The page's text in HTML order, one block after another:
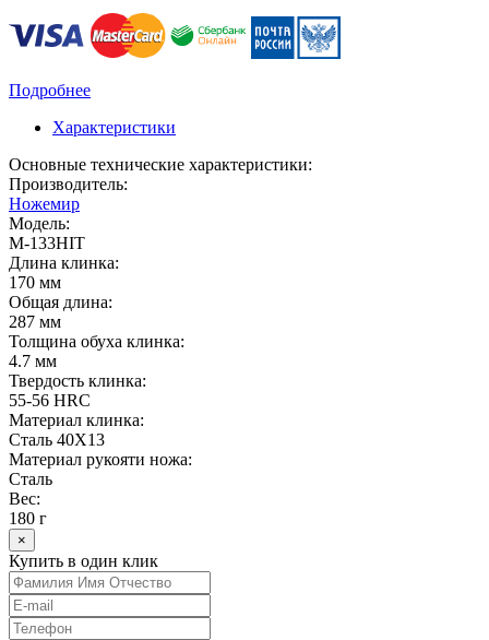
Подробнее
Характеристики
Основные технические характеристики:
Производитель:
Ножемир
Модель:
M-133HIT
Длина клинка:
170 мм
Общая длина:
287 мм
Толщина обуха клинка:
4.7 мм
Твердость клинка:
55-56 HRC
Материал клинка:
Сталь 40Х13
Материал рукояти ножа:
Сталь
Вес:
180 г
×
Купить в один клик